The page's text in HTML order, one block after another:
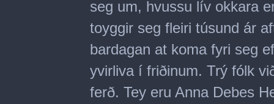
seg um, hvussu lív okkara
toyggir seg fleiri túsund ár
bardagan at koma fyri seg
yvirliva í friðinum. Trý fólk
ferð. Tey eru Anna Debes